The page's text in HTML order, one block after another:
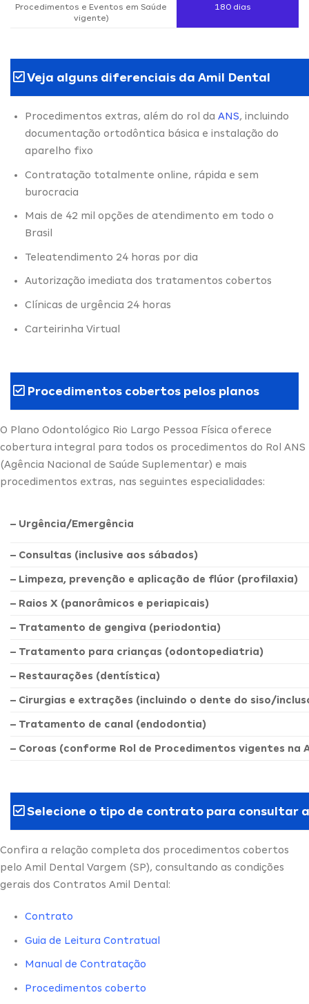
Procedimentos e Eventos em Saúde
vigente)
180 dias
Veja alguns diferenciais da Amil Dental
Procedimentos extras, além do rol da ANS, incluindo
documentação ortodôntica básica e instalação do
aparelho fixo
Contratação totalmente online, rápida e sem
burocracia
Mais de 42 mil opções de atendimento em todo o
Brasil
Teleatendimento 24 horas por dia
Autorização imediata dos tratamentos cobertos
Clínicas de urgência 24 horas
Carteirinha Virtual
Procedimentos cobertos pelos planos
O Plano Odontológico Rio Largo Pessoa Física oferece
cobertura integral para todos os procedimentos do Rol ANS
(Agência Nacional de Saúde Suplementar) e mais
procedimentos extras, nas seguintes especialidades:
– Urgência/Emergência
– Consultas (inclusive aos sábados)
– Limpeza, prevenção e aplicação de flúor (profilaxia)
– Raios X (panorâmicos e periapicais)
– Tratamento de gengiva (periodontia)
– Tratamento para crianças (odontopediatria)
– Restaurações (dentística)
– Cirurgias e extrações (incluindo o dente do siso/
– Tratamento de canal (endodontia)
– Coroas (conforme Rol de Procedimentos vigentes na
Selecione o tipo de contrato para consultar
Confira a relação completa dos procedimentos cobertos
pelo Amil Dental Vargem (SP), consultando as condições
gerais dos Contratos Amil Dental:
Contrato
Guia de Leitura Contratual
Manual de Contratação
Procedimentos coberto